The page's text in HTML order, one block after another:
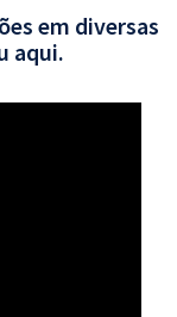
em diversas
aqui.